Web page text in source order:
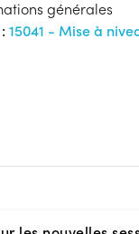
générales
15041 - Mise à